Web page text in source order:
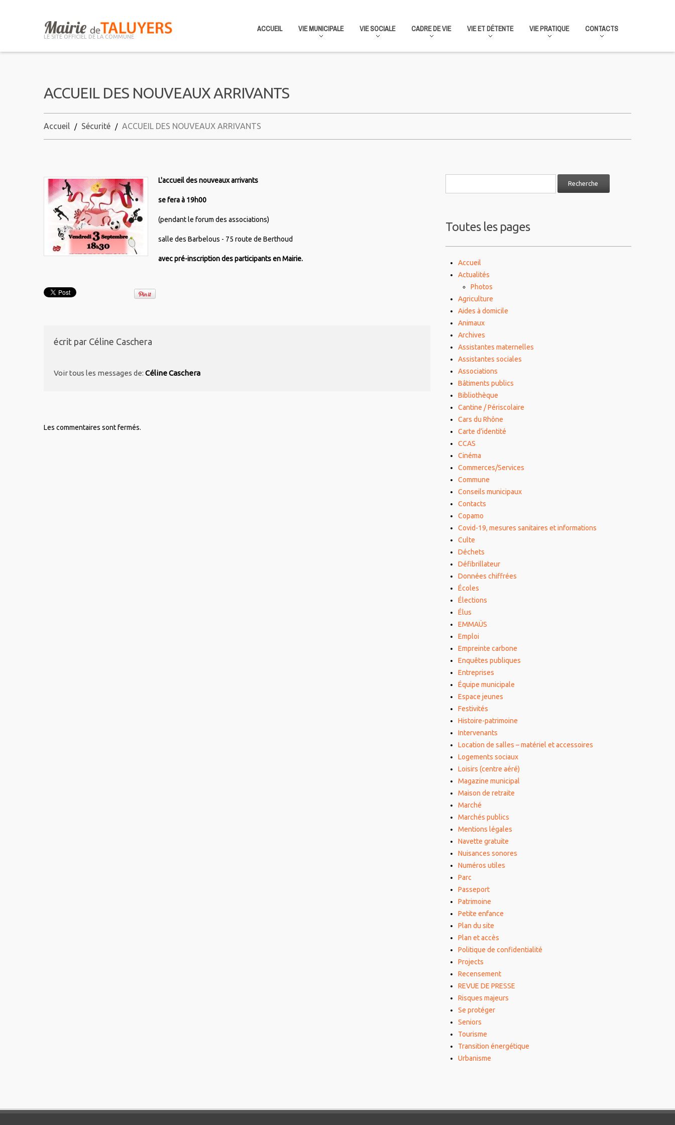
LE SITE OFFICIEL DE LA COMMUNE
ACCUEIL VIE MUNICIPALE VIE SOCIALE CADRE DE VIE VIE ET DÉTENTE VIE PRATIQUE CONTACTS
ACCUEIL DES NOUVEAUX ARRIVANTS
Accueil Sécurité ACCUEIL DES NOUVEAUX ARRIVANTS
L'accueil des nouveaux arrivants
se fera à 19h00
(pendant le forum des associations)
salle des Barbelous - 75 route de Berthoud
avec pré-inscription des participants en Mairie.
écrit par Céline Caschera
Voir tous les messages de: Céline Caschera
Les commentaires sont fermés.
Toutes les pages
Accueil
Actualités
Photos
Agriculture
Aides à domicile
Animaux
Archives
Assistantes maternelles
Assistantes sociales
Associations
Bâtiments publics
Bibliothèque
Cantine / Périscolaire
Cars du Rhône
Carte d’identité
CCAS
Cinéma
Commerces/Services
Commune
Conseils municipaux
Contacts
Copamo
Covid-19, mesures sanitaires et informations
Culte
Déchets
Défibrillateur
Données chiffrées
Écoles
Élections
Élus
EMMAÜS
Emploi
Empreinte carbone
Enquêtes publiques
Entreprises
Équipe municipale
Espace jeunes
Festivités
Histoire-patrimoine
Intervenants
Location de salles – matériel et accessoires
Logements sociaux
Loisirs (centre aéré)
Magazine municipal
Maison de retraite
Marché
Marchés publics
Mentions légales
Navette gratuite
Nuisances sonores
Numéros utiles
Parc
Passeport
Patrimoine
Petite enfance
Plan du site
Plan et accès
Politique de confidentialité
Projects
Recensement
REVUE DE PRESSE
Risques majeurs
Se protéger
Seniors
Tourisme
Transition énergétique
Urbanisme